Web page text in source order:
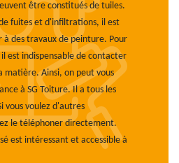
être constitués de tuiles.
fuites et d'infiltrations, il est
à des travaux de peinture. Pour
est indispensable de contacter
matière. Ainsi, on peut vous
à SG Toiture. Il a tous les
vous voulez d'autres
le téléphoner directement.
est intéressant et accessible à